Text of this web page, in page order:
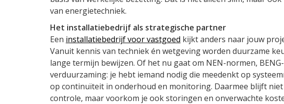
van energietechniek.
Het installatiebedrijf als strategische partner
Een installatiebedrijf voor vastgoed kijkt anders naar jouw
Vanuit kennis van techniek én wetgeving worden duurzame
lange termijn bewijzen. Of het nu gaat om NEN-normen,
verduurzaming: je hebt iemand nodig die meedenkt op
op continuïteit in onderhoud en monitoring. Daarmee blijft
controle, maar voorkom je ook storingen en onverwachte